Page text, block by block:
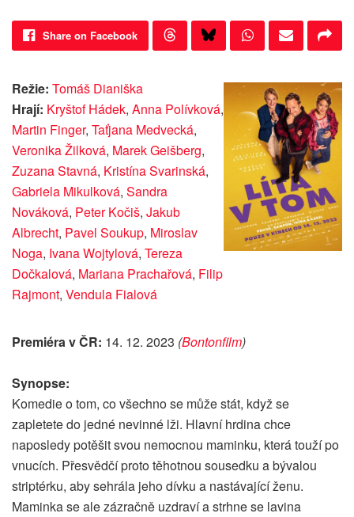
Share on Facebook
Režie: Tomáš Dianiška
Hrají: Kryštof Hádek, Anna Polívková,
Martin Finger, Taťjana Medvecká,
Veronika Žilková, Marek Geišberg,
Zuzana Stavná, Kristína Svarinská,
Gabriela Mikulková, Sandra
Nováková, Peter Kočiš, Jakub
Albrecht, Pavel Soukup, Miroslav
Noga, Ivana Wojtylová, Tereza
Dočkalová, Mariana Prachařová, Filip
Rajmont, Vendula Fialová
Premiéra v ČR: 14. 12. 2023 (Bontonfilm)
Synopse:
Komedie o tom, co všechno se může stát, když se
zapletete do jedné nevinné lži. Hlavní hrdina chce
naposledy potěšit svou nemocnou maminku, která touží po
vnucích. Přesvědčí proto těhotnou sousedku a bývalou
striptérku, aby sehrála jeho dívku a nastávající ženu.
Maminka se ale zázračně uzdraví a strhne se lavina